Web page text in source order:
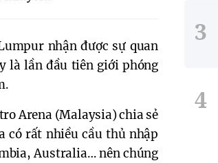
nhận được sự quan
là lần đầu tiên giới phóng
Arena (Malaysia) chia sẻ
có rất nhiều cầu thủ nhập
Australia… nên chúng